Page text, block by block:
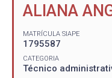
ALIANA
MATRÍCULA SIAPE
1795587
CATEGORIA
Técnico